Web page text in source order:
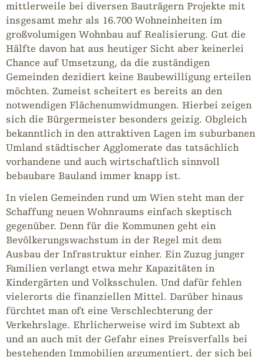
mittlerweile bei diversen Bauträgern Projekte mit
insgesamt mehr als 16.700 Wohneinheiten im
großvolumigen Wohnbau auf Realisierung. Gut die
Hälfte davon hat aus heutiger Sicht aber keinerlei
Chance auf Umsetzung, da die zuständigen
Gemeinden dezidiert keine Baubewilligung erteilen
möchten. Zumeist scheitert es bereits an den
notwendigen Flächenumwidmungen. Hierbei zeigen
sich die Bürgermeister besonders geizig. Obgleich
bekanntlich in den attraktiven Lagen im suburbanen
Umland städtischer Agglomerate das tatsächlich
vorhandene und auch wirtschaftlich sinnvoll
bebaubare Bauland immer knapp ist.
In vielen Gemeinden rund um Wien steht man der
Schaffung neuen Wohnraums einfach skeptisch
gegenüber. Denn für die Kommunen geht ein
Bevölkerungswachstum in der Regel mit dem
Ausbau der Infrastruktur einher. Ein Zuzug junger
Familien verlangt etwa mehr Kapazitäten in
Kindergärten und Volksschulen. Und dafür fehlen
vielerorts die finanziellen Mittel. Darüber hinaus
fürchtet man oft eine Verschlechterung der
Verkehrslage. Ehrlicherweise wird im Subtext ab
und an auch mit der Gefahr eines Preisverfalls bei
bestehenden Immobilien argumentiert, der sich bei